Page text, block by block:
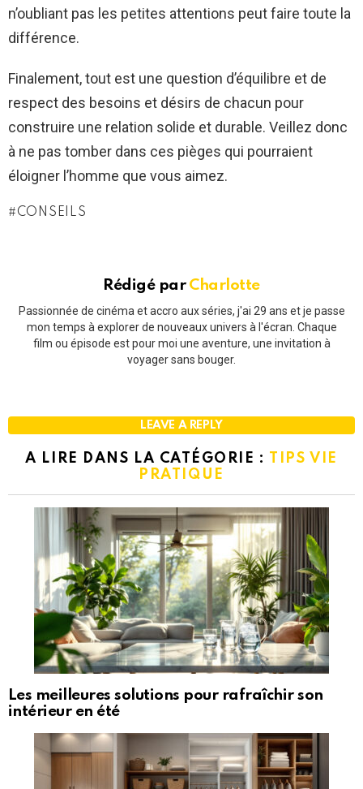
n’oubliant pas les petites attentions peut faire toute la
différence.
Finalement, tout est une question d’équilibre et de
respect des besoins et désirs de chacun pour
construire une relation solide et durable. Veillez donc
à ne pas tomber dans ces pièges qui pourraient
éloigner l’homme que vous aimez.
CONSEILS
Rédigé par Charlotte
Passionnée de cinéma et accro aux séries, j'ai 29 ans et je passe
mon temps à explorer de nouveaux univers à l'écran. Chaque
film ou épisode est pour moi une aventure, une invitation à
voyager sans bouger.
LEAVE A REPLY
A LIRE DANS LA CATÉGORIE : TIPS VIE
PRATIQUE
Les meilleures solutions pour rafraîchir son
intérieur en été